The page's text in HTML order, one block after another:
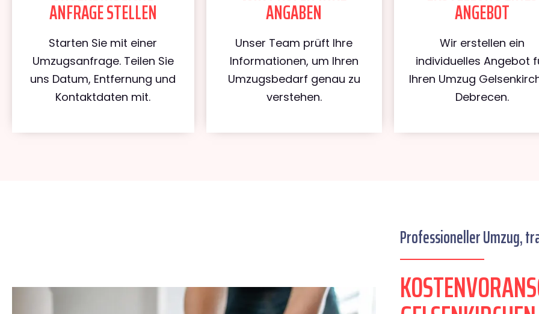
ANFRAGE STELLEN
Starten Sie mit einer
Umzugsanfrage. Teilen Sie
uns Datum, Entfernung und
Kontaktdaten mit.
ANGABEN
Unser Team prüft Ihre
Informationen, um Ihren
Umzugsbedarf genau zu
verstehen.
ANGEBOT
Wir erstellen ein
individuelles Angebot
Ihren Umzug
Debrecen.
Professioneller Umzug,